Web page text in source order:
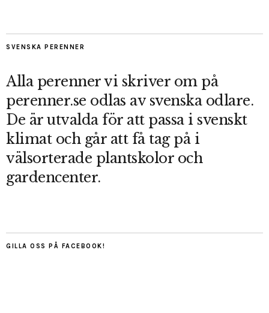
SVENSKA PERENNER
Alla perenner vi skriver om på
perenner.se odlas av svenska odlare.
De är utvalda för att passa i svenskt
klimat och går att få tag på i
välsorterade plantskolor och
gardencenter.
GILLA OSS PÅ FACEBOOK!